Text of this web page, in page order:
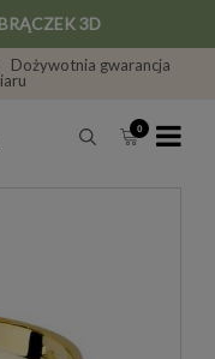
3D
Dożywotnia gwarancja